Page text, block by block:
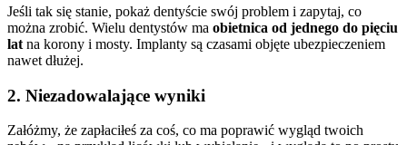
Jeśli tak się stanie, pokaż dentyście swój problem i zapytaj, co
można zrobić. Wielu dentystów ma obietnica od jednego do pięciu
lat na korony i mosty. Implanty są czasami objęte ubezpieczeniem
nawet dłużej.
2. Niezadowalające wyniki
Załóżmy, że zapłaciłeś za coś, co ma poprawić wygląd twoich